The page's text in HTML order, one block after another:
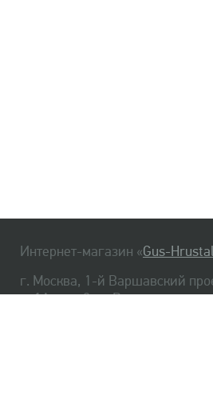
Интернет-магазин «Gus-
г. Москва, 1-й Варшавский
д. 1А, стр. 3, м. Варшавская